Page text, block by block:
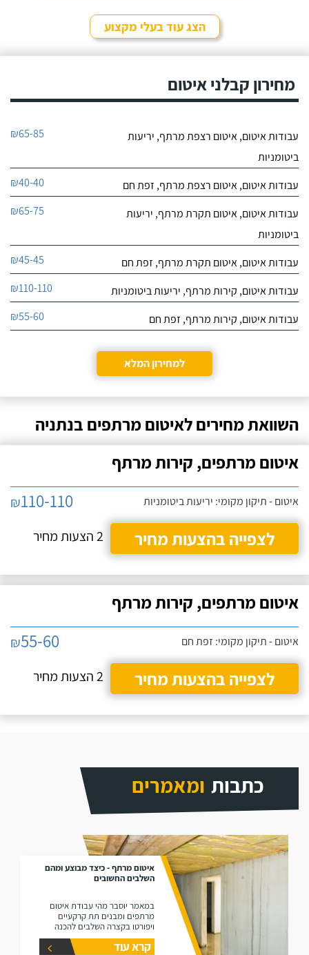
עבודה נוספת בתחום
האיטום אני אפנה אליו שוב.
לפרטי העסק
9.6
שרון מחברת "איטומי
גג גדול מאוד שהצריך
באינטרנט, קראתי עליו
לפרטי העסק
9.4 חוות דעת
מודה בחום רב
על העזרה והנתינה שלך אין
בחום רבב !!!!!
הצג עוד בעלי מקצוע
מחירון קבלני איטום
עבודות איטום, איטום רצפת מרתף, יריעות
ביטומניות
₪65-85
עבודות איטום, איטום רצפת מרתף, זפת חם ₪40-40
עבודות איטום, איטום תקרת מרתף, יריעות
ביטומניות
₪65-75
עבודות איטום, איטום תקרת מרתף, זפת חם ₪45-45
עבודות איטום, קירות מרתף, יריעות ביטומניות ₪110-110
עבודות איטום, קירות מרתף, זפת חם ₪55-60
למחירון המלא
השוואת מחירים לאיטום מרתפים בנתניה
איטום מרתפים, קירות מרתף
איטום - תיקון מקומי: יריעות ביטומניות ₪110-110
לצפייה בהצעות מחיר
2 הצעות מחיר
איטום מרתפים, קירות מרתף
איטום - תיקון מקומי: זפת חם ₪55-60
לצפייה בהצעות מחיר
2 הצעות מחיר
כתבות ומאמרים
איטום מרתף - כיצד מבוצע ומהם
השלבים החשובים
במאמר יוסבר מהי עבודת איטום
מרתפים ומבנים תת קרקעיים
ויפורטו בקצרה השלבים להכנה
וביצוע של עבודות איטום במרתפים
קרא עוד